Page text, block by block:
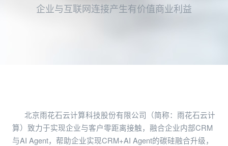
企业与互联网连接产生有价值商业利益
北京雨花石云计算科技股份有限公司（简称：雨花石云计
算）致力于实现企业与客户零距离接触，融合企业内部CRM
与AI Agent，帮助企业实现CRM+AI Agent的碳硅融合升级，